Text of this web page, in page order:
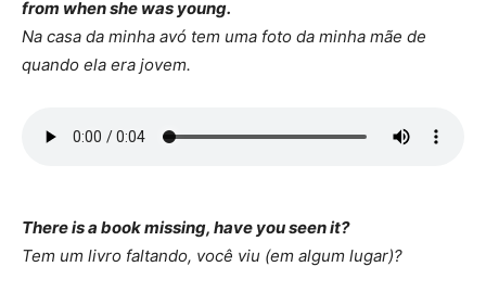
from when she was young.
Na casa da minha avó tem uma foto da minha mãe de
quando ela era jovem.
There is a book missing, have you seen it?
Tem um livro faltando, você viu (em algum lugar)?